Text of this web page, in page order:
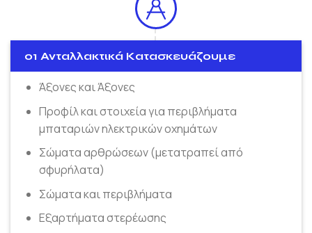
01 Ανταλλακτικά Κατασκευάζουμε
Άξονες και Άξονες
Προφίλ και στοιχεία για περιβλήματα
μπαταριών ηλεκτρικών οχημάτων
Σώματα αρθρώσεων (μετατραπεί από
σφυρήλατα)
Σώματα και περιβλήματα
Εξαρτήματα στερέωσης